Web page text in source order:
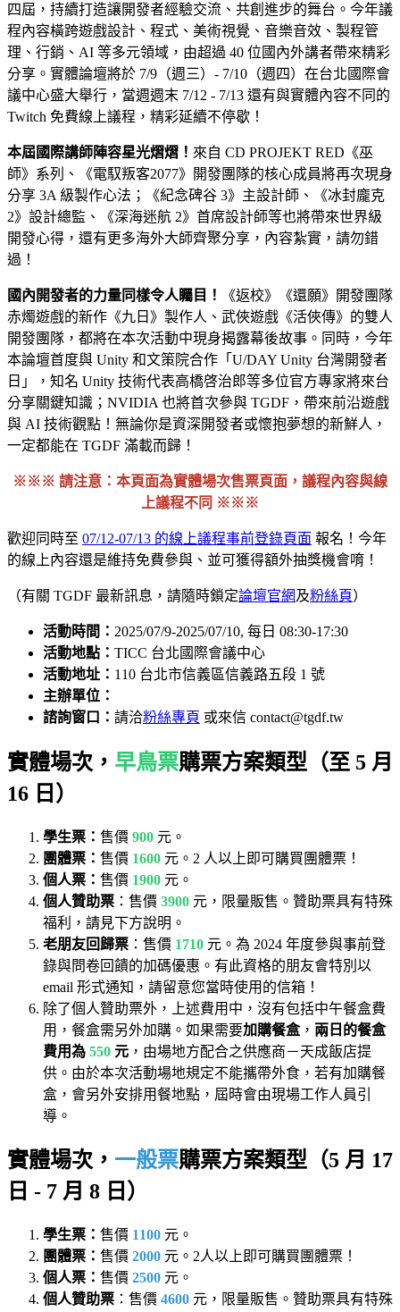
四屆，持續打造讓開發者經驗交流、共創進步的舞台。今年議
程內容橫跨遊戲設計、程式、美術視覺、音樂音效、製程管
理、行銷、AI 等多元領域，由超過 40 位國內外講者帶來精彩
分享。實體論壇將於 7/9（週三）- 7/10（週四）在台北國際會
議中心盛大舉行，當週週末 7/12 - 7/13 還有與實體內容不同的
Twitch 免費線上議程，精彩延續不停歇！
本屆國際講師陣容星光熠熠！ 來自 CD PROJEKT RED《巫
師》系列、《電馭叛客2077》開發團隊的核心成員將再次現身
分享 3A 級製作心法；《紀念碑谷 3》主設計師、《冰封龐克
2》設計總監、《深海迷航 2》首席設計師等也將帶來世界級
開發心得，還有更多海外大師齊聚分享，內容紮實，請勿錯
過！
國內開發者的力量同樣令人矚目！
《返校》《還願》開發團隊
赤燭遊戲的新作《九日》製作人、武俠遊戲《活俠傳》的雙人
開發團隊，都將在本次活動中現身揭露幕後故事。同時，今年
本論壇首度與 Unity 和文策院合作「U/DAY Unity 台灣開發者
日」，知名 Unity 技術代表高橋啓治郎等多位官方專家將來台
分享關鍵知識；NVIDIA 也將首次參與 TGDF，帶來前沿遊戲
與 AI 技術觀點！無論你是資深開發者或懷抱夢想的新鮮人，
一定都能在 TGDF 滿載而歸！
※※※ 請注意：本頁面為實體場次售票頁面，議程內容與線
上議程不同 ※※※
歡迎同時至 07/12-07/13 的線上議程事前登錄頁面 報名！今年
的線上內容還是維持免費參與、並可獲得額外抽獎機會唷！
（有關 TGDF 最新訊息，請隨時鎖定論壇官網及粉絲頁）
活動時間： 2025/07/9-2025/07/10, 每日 08:30-17:30
活動地點： TICC 台北國際會議中心
活動地址： 110 台北市信義區信義路五段 1 號
主辦單位：
諮詢窗口： 請洽粉絲專頁 或來信 contact@tgdf.tw
實體場次， 早鳥票購票方案類型（至 5 月
16 日）
學生票： 售價 900 元。
團體票： 售價 1600 元。2 人以上即可購買團體票！
個人票： 售價 1900 元。
個人贊助票 ：售價 3900 元，限量販售。贊助票具有特殊
福利，請見下方說明。
老朋友回歸票 ：售價 1710 元。為 2024 年度參與事前登
錄與問卷回饋的加碼優惠。有此資格的朋友會特別以
email 形式通知，請留意您當時使用的信箱！
除了個人贊助票外，上述費用中，沒有包括中午餐盒費
用，餐盒需另外加購。如果需要加購餐盒， 兩日的餐盒
費用為 550 元 ，由場地方配合之供應商－天成飯店提
供。由於本次活動場地規定不能攜帶外食，若有加購餐
盒，會另外安排用餐地點，屆時會由現場工作人員引
導。
實體場次， 一般票購票方案類型（5 月 17
日 - 7 月 8 日）
學生票： 售價 1100 元。
團體票： 售價 2000 元。2人以上即可購買團體票！
個人票： 售價 2500 元。
個人贊助票 ：售價 4600 元，限量販售。贊助票具有特殊